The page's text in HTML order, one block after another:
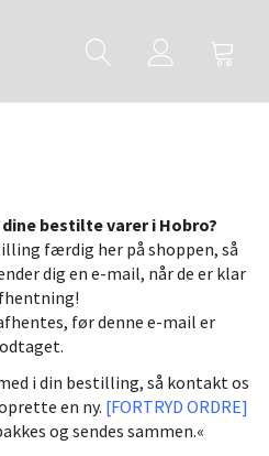
bestilte varer i Hobro?
færdig her på shoppen, så
dig en e-mail, når de er klar
før denne e-mail er
i din bestilling, så kontakt os
en ny. [FORTRYD ORDRE]
og sendes sammen.«